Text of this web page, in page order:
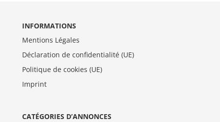
INFORMATIONS
Mentions Légales
Déclaration de confidentialité (UE)
Politique de cookies (UE)
Imprint
CATÉGORIES D’ANNONCES